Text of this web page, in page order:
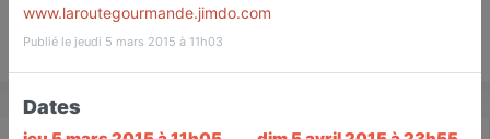
www.laroutegourmande.jimdo.com
Publié le jeudi 5 mars 2015 à 11h03
Dates